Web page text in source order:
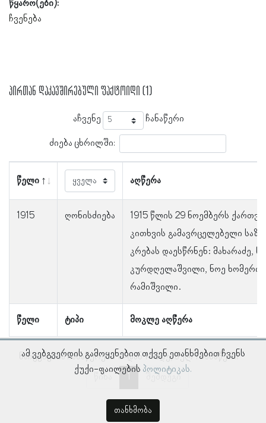
წყარო(ები):
ჩვენება
პირთან დაკავშირებული ფაქტოიდი (1)
აჩვენე ჩანაწერი
ძიება ცხრილში:
წელი აღწერა
წელი ტიპი მოკლე აღწერა
1915 ღონისძიება
1915 წლის 29 ნოემბერს
კითხვის გამავრცელებელი
კრებას დაესწრნენ: მახარაძე,
კურდღელაშვილი, ნოე
რამიშვილი.
ნაჩვენებია ჩანაწერები 1–დან 1–მდე, სულ 1 ჩანაწერი
წინა
შემდეგი
ამ ვებგვერდის გამოყენებით თქვენ ეთანხმებით ჩვენს
ქუქი-ფაილების პოლიტიკას.
თანხმობა